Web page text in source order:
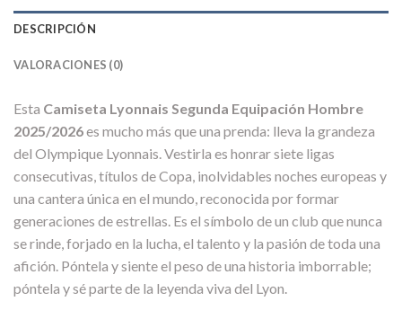
DESCRIPCIÓN
VALORACIONES (0)
Esta Camiseta Lyonnais Segunda Equipación Hombre
2025/2026es mucho más que una prenda: lleva la grandeza
del Olympique Lyonnais. Vestirla es honrar siete ligas
consecutivas, títulos de Copa, inolvidables noches europeas y
una cantera única en el mundo, reconocida por formar
generaciones de estrellas. Es el símbolo de un club que nunca
se rinde, forjado en la lucha, el talento y la pasión de toda una
afición. Póntela y siente el peso de una historia imborrable;
póntela y sé parte de la leyenda viva del Lyon.